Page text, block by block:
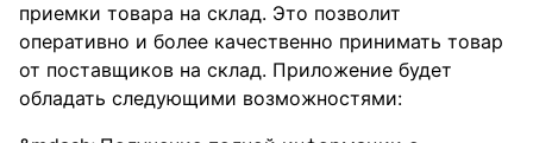
приемки товара на склад. Это позволит
оперативно и более качественно принимать товар
от поставщиков на склад. Приложение будет
обладать следующими возможностями: